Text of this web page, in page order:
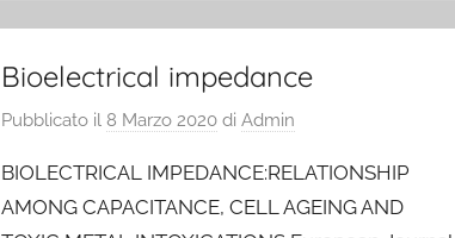
Bioelectrical impedance
Pubblicato il 8 Marzo 2020 diAdmin
BIOLECTRICAL IMPEDANCE:RELATIONSHIP
AMONG CAPACITANCE, CELL AGEING AND